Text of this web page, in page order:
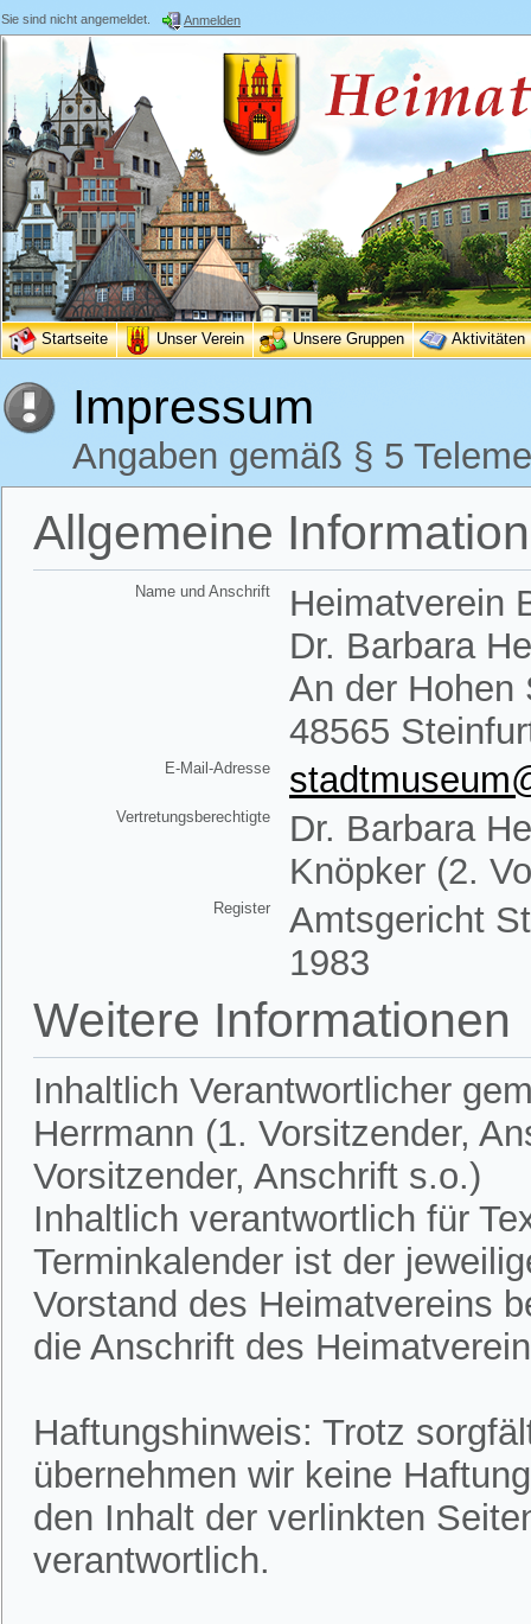
Sie sind nicht angemeldet. Anmelden
Startseite Unser Verein Unsere Gruppen Aktivitäten
Impressum
Angaben gemäß § 5
Allgemeine
Name und Anschrift
Heimatverein
Dr. Barbara
An der Hohen
48565
E-Mail-Adresse
Vertretungsberechtigte
Dr. Barbara
Knöpker (2.
Register
Amtsgericht
1983
Weitere Informationen
Inhaltlich Verantwortlicher
Herrmann (1. Vorsitzender,
Vorsitzender, Anschrift s.o.)
Inhaltlich verantwortlich für
Terminkalender ist der
Vorstand des Heimatvereins
die Anschrift des
Haftungshinweis: Trotz
übernehmen wir keine
den Inhalt der verlinkten
verantwortlich.